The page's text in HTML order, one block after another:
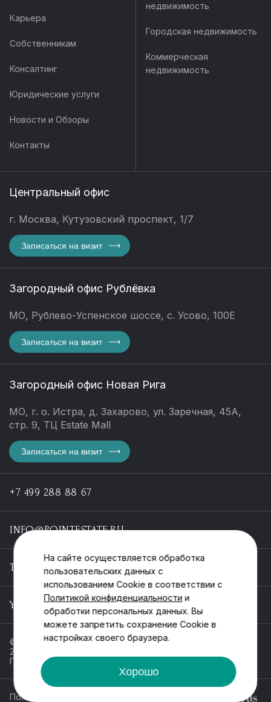
Карьера
Собственникам
Консалтинг
Юридические услуги
Новости и Обзоры
Контакты
недвижимость
Городская недвижимость
Коммерческая
недвижимость
Центральный офис
г. Москва, Кутузовский проспект, 1/7
Записаться на визит
Загородный офис Рублёвка
МО, Рублево-Успенское шоссе, с. Усово, 100Е
Записаться на визит
Загородный офис Новая Рига
МО, г. о. Истра, д. Захарово, ул. Заречная, 45А,
стр. 9, ТЦ Estate Mall
Записаться на визит
+7 499 288 88 67
INFO@POINTESTATE.RU
TELEGRAM
YOUTUBE
© ООО «Пойнт эстейт», ИНН 55546464612,
2013-2025
Политика обработки персональных данных
Политика конфиденциальности
На сайте осуществляется обработка
пользовательских данных с
использованием Cookie в соответствии с
Политикой конфиденциальности и
обработки персональных данных. Вы
можете запретить сохранение Cookie в
настройках своего браузера.
Хорошо